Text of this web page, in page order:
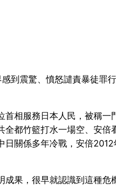
到震驚、憤怒譴責暴徒罪
相服務日本人民，被稱
都竹籃打水一場空、安
關係多年冷戰，安倍
果，很早就認識到這種